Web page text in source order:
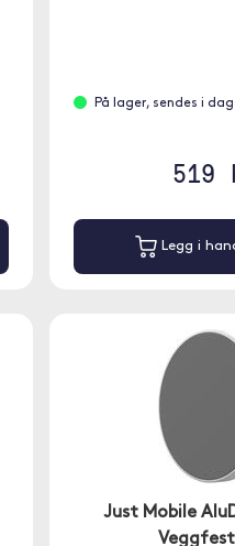
På lager, sendes i dag
519
Legg i
Just Mobile